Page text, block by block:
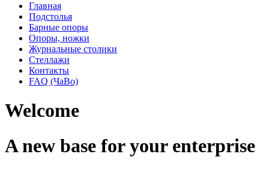
Главная
Подстолья
Барные опоры
Опоры, ножки
Журнальные столики
Стеллажи
Контакты
FAQ (ЧаВо)
Welcome
A new base for your enterprise